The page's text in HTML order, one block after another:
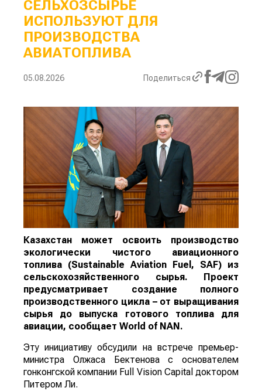
СЕЛЬХОЗСЫРЬЕ
ИСПОЛЬЗУЮТ ДЛЯ
ПРОИЗВОДСТВА
АВИАТОПЛИВА
05.08.2026 Поделиться
Казахстан может освоить производство
экологически чистого авиационного
топлива (Sustainable Aviation Fuel, SAF) из
сельскохозяйственного сырья. Проект
предусматривает создание полного
производственного цикла – от выращивания
сырья до выпуска готового топлива для
авиации, сообщает World of NAN.
Эту инициативу обсудили на встрече премьер-
министра Олжаса Бектенова с основателем
гонконгской компании Full Vision Capital доктором
Питером Ли.